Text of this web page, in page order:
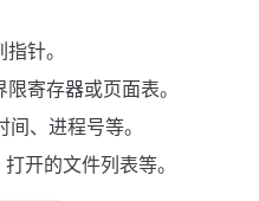
针。
寄存器或页面表。
、进程号等。
开的文件列表等。